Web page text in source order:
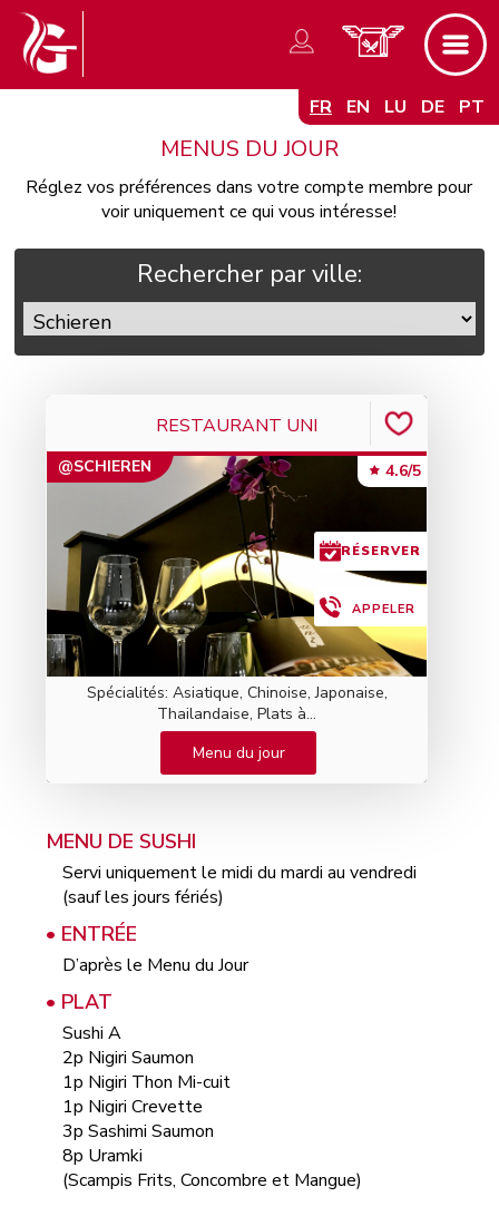
FR EN LU DE PT
MENUS DU JOUR
Réglez vos préférences dans votre compte membre pour
voir uniquement ce qui vous intéresse!
Rechercher par ville:
RESTAURANT UNI
@SCHIEREN 4.6/5
Spécialités: Asiatique, Chinoise, Japonaise,
Thailandaise, Plats à...
APPELER
RÉSERVER
Menu du jour
MENU DE SUSHI
Servi uniquement le midi du mardi au vendredi
(sauf les jours fériés)
• ENTRÉE
D’après le Menu du Jour
• PLAT
Sushi A
2p Nigiri Saumon
1p Nigiri Thon Mi-cuit
1p Nigiri Crevette
3p Sashimi Saumon
8p Uramki
(Scampis Frits, Concombre et Mangue)